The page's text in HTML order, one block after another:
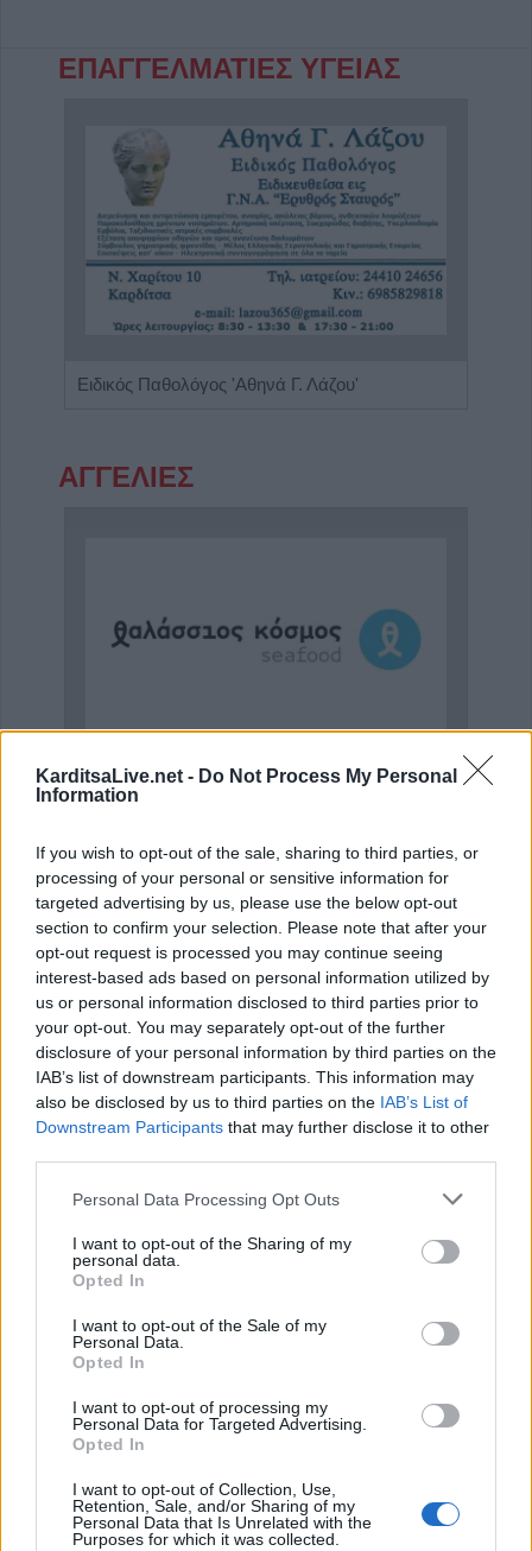
KarditsaLive.net - Do Not Process My Personal
Information
If you wish to opt-out of the sale, sharing to third parties, or
processing of your personal or sensitive information for
targeted advertising by us, please use the below opt-out
section to confirm your selection. Please note that after your
opt-out request is processed you may continue seeing
interest-based ads based on personal information utilized by
us or personal information disclosed to third parties prior to
your opt-out. You may separately opt-out of the further
disclosure of your personal information by third parties on the
IAB’s list of downstream participants. This information may
also be disclosed by us to third parties on the IAB’s List of
Downstream Participants that may further disclose it to other
Personal Data Processing Opt Outs
I want to opt-out of the Sharing of my
personal data.
Opted In
I want to opt-out of the Sale of my
Personal Data.
Opted In
I want to opt-out of processing my
Personal Data for Targeted Advertising.
Opted In
I want to opt-out of Collection, Use,
Retention, Sale, and/or Sharing of my
Personal Data that Is Unrelated with the
Purposes for which it was collected.
ΕΠΑΓΓΕΛΜΑΤΙΕΣ ΥΓΕΙΑΣ
Ειδικός Παθολόγος 'Αθηνά Γ. Λάζου'
ΑΓΓΕΛΙΕΣ
Η Αποκατάσταση Α.Ε. αναζητά για εργασία Νοσηλευτές και Βοηθούς Νοσηλευτές
ΤΕΛΕΥΤΑΙΑ ΝΕΑ
7 Αυγούστου 2026, 18:20
Συμμαχία Υπέρ των Πολιτών: Σκιές για το
κόστος, τους όρους, τον τρόπο και τον
φορέα δημοπράτησης των κολυμβητικών
δεξαμενών της Περιφερειακής Αρχής
Κουρέτα
Υπό έλεγχο η φωτιά σε δύσβατο σημείο στον
Όλυμπο – Παραμένουν οι δυνάμεις στο
7 Αυγούστου 2026, 17:07
Ενισχύθηκαν οι πυροσβεστικές δυνάμεις